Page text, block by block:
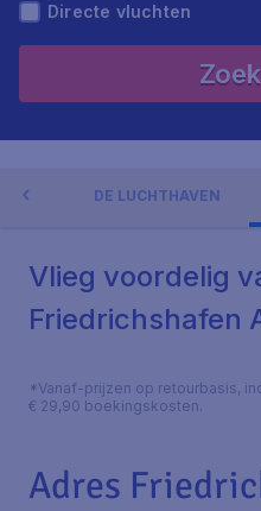
Directe vluchten
DE LUCHTHAVEN
Vlieg voordelig
Friedrichshafen
*Vanaf-prijzen op retourbasis,
€ 29,90 boekingskosten.
Adres